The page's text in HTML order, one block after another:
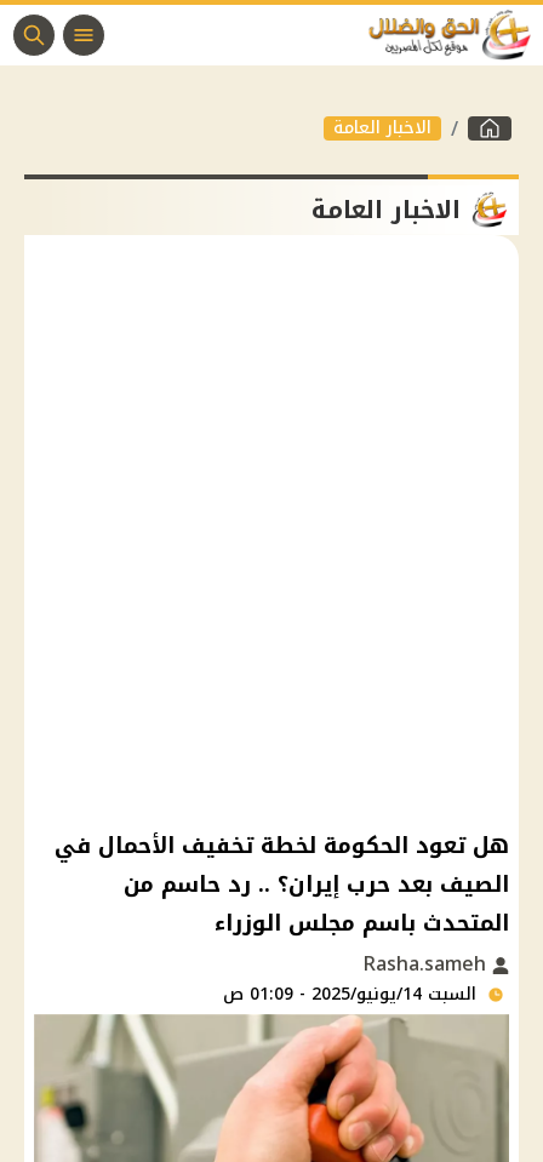
الاخبار العامة
الاخبار العامة
هل تعود الحكومة لخطة تخفيف الأحمال في
الصيف بعد حرب إيران؟ .. رد حاسم من
المتحدث باسم مجلس الوزراء
السبت 14/يونيو/2025 - 01:09 ص